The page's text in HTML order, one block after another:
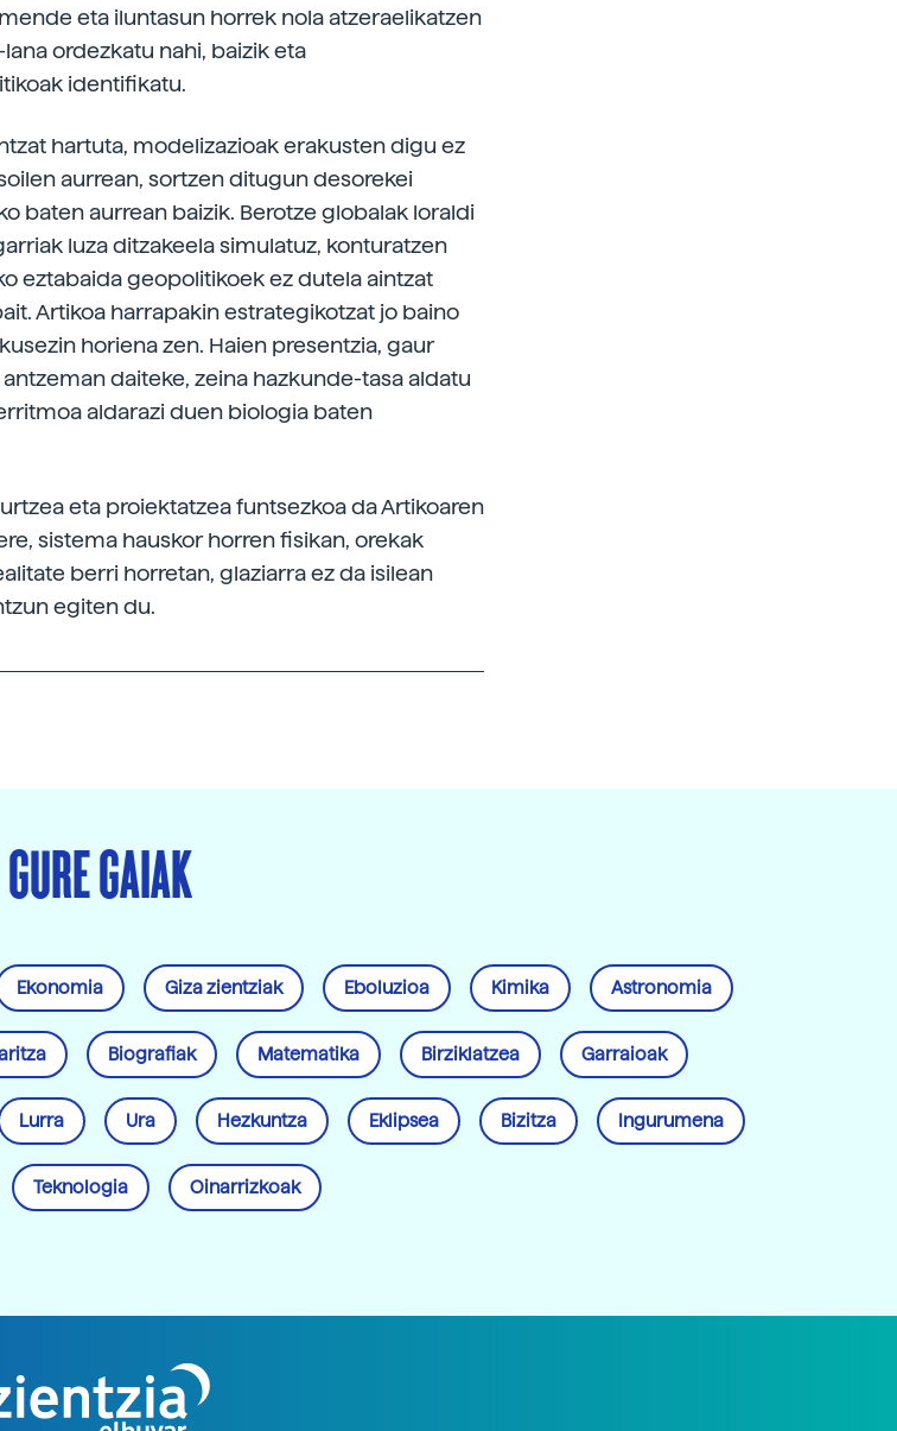
eta iluntasun horrek nola atzeraelikatzen
ordezkatu nahi, baizik eta
identifikatu.
hartuta, modelizazioak erakusten digu ez
aurrean, sortzen ditugun desorekei
baten aurrean baizik. Berotze globalak loraldi
luza ditzakeela simulatuz, konturatzen
eztabaida geopolitikoek ez dutela aintzat
Artikoa harrapakin estrategikotzat jo baino
horiena zen. Haien presentzia, gaur
daiteke, zeina hazkunde-tasa aldatu
aldarazi duen biologia baten
eta proiektatzea funtsezkoa da Artikoaren
sistema hauskor horren fisikan, orekak
berri horretan, glaziarra ez da isilean
egiten du.
GURE GAIAK
Ekonomia Giza zientziak Eboluzioa Kimika Astronomia
Biografiak Matematika Birziklatzea Garraioak
Lurra Ura Hezkuntza Eklipsea Bizitza Ingurumena
Teknologia Oinarrizkoak